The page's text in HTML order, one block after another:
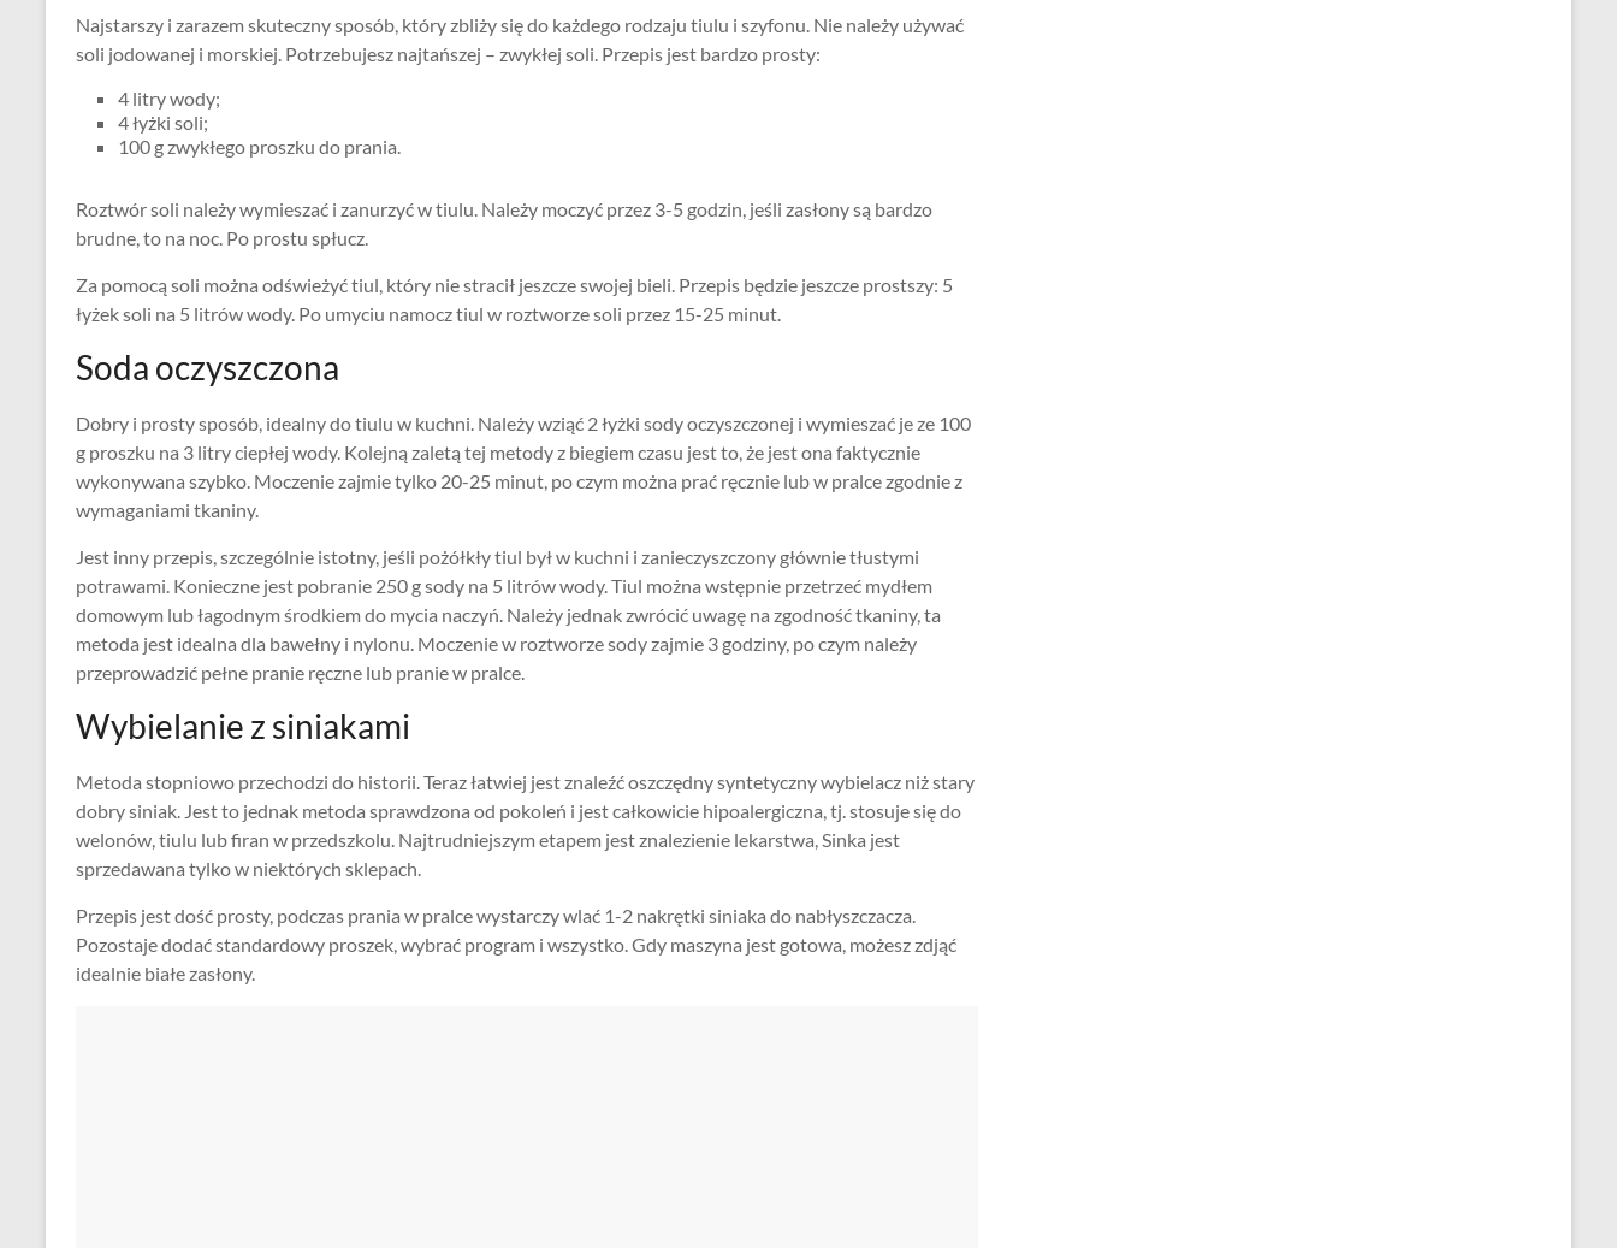
Najstarszy i zarazem skuteczny sposób, który zbliży się do każdego rodzaju tiulu i szyfonu. Nie należy używać
soli jodowanej i morskiej. Potrzebujesz najtańszej – zwykłej soli. Przepis jest bardzo prosty:
4 litry wody;
4 łyżki soli;
100 g zwykłego proszku do prania.
Roztwór soli należy wymieszać i zanurzyć w tiulu. Należy moczyć przez 3-5 godzin, jeśli zasłony są bardzo
brudne, to na noc. Po prostu spłucz.
Za pomocą soli można odświeżyć tiul, który nie stracił jeszcze swojej bieli. Przepis będzie jeszcze prostszy: 5
łyżek soli na 5 litrów wody. Po umyciu namocz tiul w roztworze soli przez 15-25 minut.
Soda oczyszczona
Dobry i prosty sposób, idealny do tiulu w kuchni. Należy wziąć 2 łyżki sody oczyszczonej i wymieszać je ze 100
g proszku na 3 litry ciepłej wody. Kolejną zaletą tej metody z biegiem czasu jest to, że jest ona faktycznie
wykonywana szybko. Moczenie zajmie tylko 20-25 minut, po czym można prać ręcznie lub w pralce zgodnie z
wymaganiami tkaniny.
Jest inny przepis, szczególnie istotny, jeśli pożółkły tiul był w kuchni i zanieczyszczony głównie tłustymi
potrawami. Konieczne jest pobranie 250 g sody na 5 litrów wody. Tiul można wstępnie przetrzeć mydłem
domowym lub łagodnym środkiem do mycia naczyń. Należy jednak zwrócić uwagę na zgodność tkaniny, ta
metoda jest idealna dla bawełny i nylonu. Moczenie w roztworze sody zajmie 3 godziny, po czym należy
przeprowadzić pełne pranie ręczne lub pranie w pralce.
Wybielanie z siniakami
Metoda stopniowo przechodzi do historii. Teraz łatwiej jest znaleźć oszczędny syntetyczny wybielacz niż stary
dobry siniak. Jest to jednak metoda sprawdzona od pokoleń i jest całkowicie hipoalergiczna, tj. stosuje się do
welonów, tiulu lub firan w przedszkolu. Najtrudniejszym etapem jest znalezienie lekarstwa, Sinka jest
sprzedawana tylko w niektórych sklepach.
Przepis jest dość prosty, podczas prania w pralce wystarczy wlać 1-2 nakrętki siniaka do nabłyszczacza.
Pozostaje dodać standardowy proszek, wybrać program i wszystko. Gdy maszyna jest gotowa, możesz zdjąć
idealnie białe zasłony.